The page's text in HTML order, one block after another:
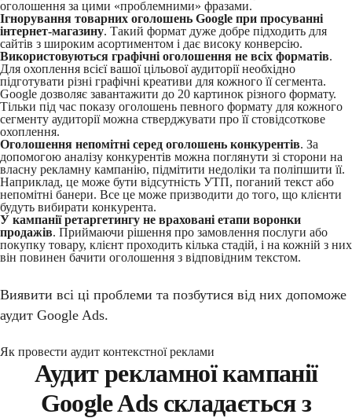
оголошення за цими «проблемними» фразами.
Ігнорування товарних оголошень Google при просуванні
інтернет-магазину. Такий формат дуже добре підходить для
сайтів з широким асортиментом і дає високу конверсію.
Використовуються графічні оголошення не всіх форматів.
Для охоплення всієї вашої цільової аудиторії необхідно
підготувати різні графічні креативи для кожного її сегмента.
Google дозволяє завантажити до 20 картинок різного формату.
Тільки під час показу оголошень певного формату для кожного
сегменту аудиторії можна стверджувати про її стовідсоткове
охоплення.
Оголошення непомітні серед оголошень конкурентів. За
допомогою аналізу конкурентів можна поглянути зі сторони на
власну рекламну кампанію, підмітити недоліки та поліпшити її.
Наприклад, це може бути відсутність УТП, поганий текст або
непомітні банери. Все це може призводити до того, що клієнти
будуть вибирати конкурента.
У кампанії ретаргетингу не враховані етапи воронки
продажів. Приймаючи рішення про замовлення послуги або
покупку товару, клієнт проходить кілька стадій, і на кожній з них
він повинен бачити оголошення з відповідним текстом.
Виявити всі ці проблеми та позбутися від них допоможе
аудит Google Ads.
Як провести аудит контекстної реклами
Аудит рекламної кампанії
Google Ads складається з